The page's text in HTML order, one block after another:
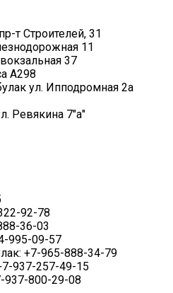
т Строителей, 31
11
37
А298
ул. Ипподромная 2а
Ревякина 7"а"
92-78
36-03
995-09-57
+7-965-888-34-79
937-257-49-15
937-800-29-08